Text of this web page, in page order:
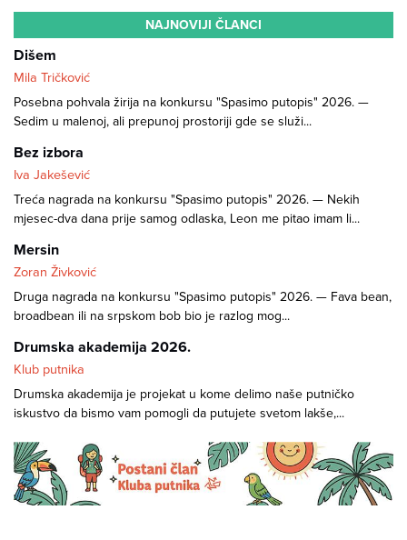
NAJNOVIJI ČLANCI
Dišem
Mila Tričković
Posebna pohvala žirija na konkursu "Spasimo putopis" 2026. —
Sedim u malenoj, ali prepunoj prostoriji gde se služi...
Bez izbora
Iva Jakešević
Treća nagrada na konkursu "Spasimo putopis" 2026. — Nekih
mjesec-dva dana prije samog odlaska, Leon me pitao imam li...
Mersin
Zoran Živković
Druga nagrada na konkursu "Spasimo putopis" 2026. — Fava bean,
broadbean ili na srpskom bob bio je razlog mog...
Drumska akademija 2026.
Klub putnika
Drumska akademija je projekat u kome delimo naše putničko
iskustvo da bismo vam pomogli da putujete svetom lakše,...